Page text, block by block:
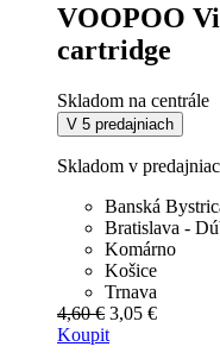
VOOPOO
cartridge
Skladom na centrále
V 5 predajniach
Skladom v
Banská
Bratislava -
Komárno
Košice
Trnava
4,60 € 3,05 €
Koupit